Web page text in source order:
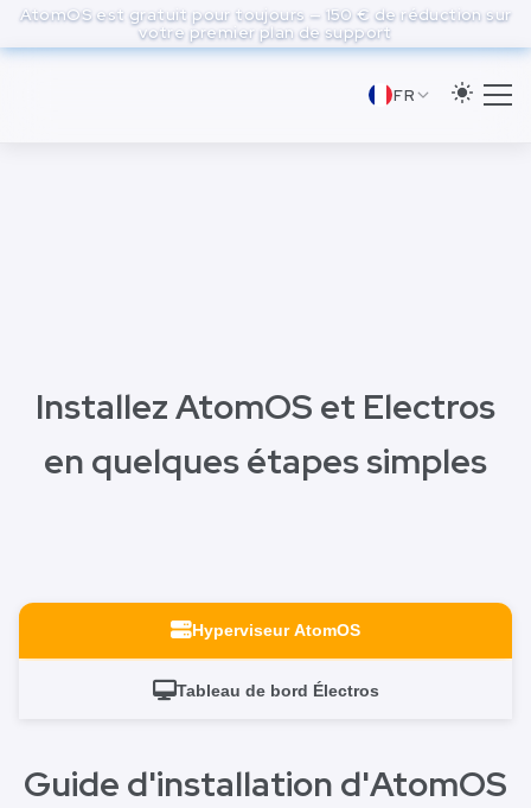
to
AtomOS est gratuit pour toujours — 150 € de réduction sur
votre premier plan de support
FR
Installez AtomOS et Electros
en quelques étapes simples
Hyperviseur AtomOS
Tableau de bord Électros
Guide d'installation d'AtomOS